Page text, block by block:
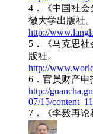
4．《中国社会
徽大学出版社。
http://
5．《马克思社
版社。
http://
6．官员财产
http://
07/15/
7．《李毅再论